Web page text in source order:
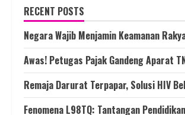
RECENT POSTS
Negara Wajib Menjamin Keamanan
Awas! Petugas Pajak Gandeng Aparat
Remaja Darurat Terpapar, Solusi HIV
Fenomena L98TQ: Tantangan